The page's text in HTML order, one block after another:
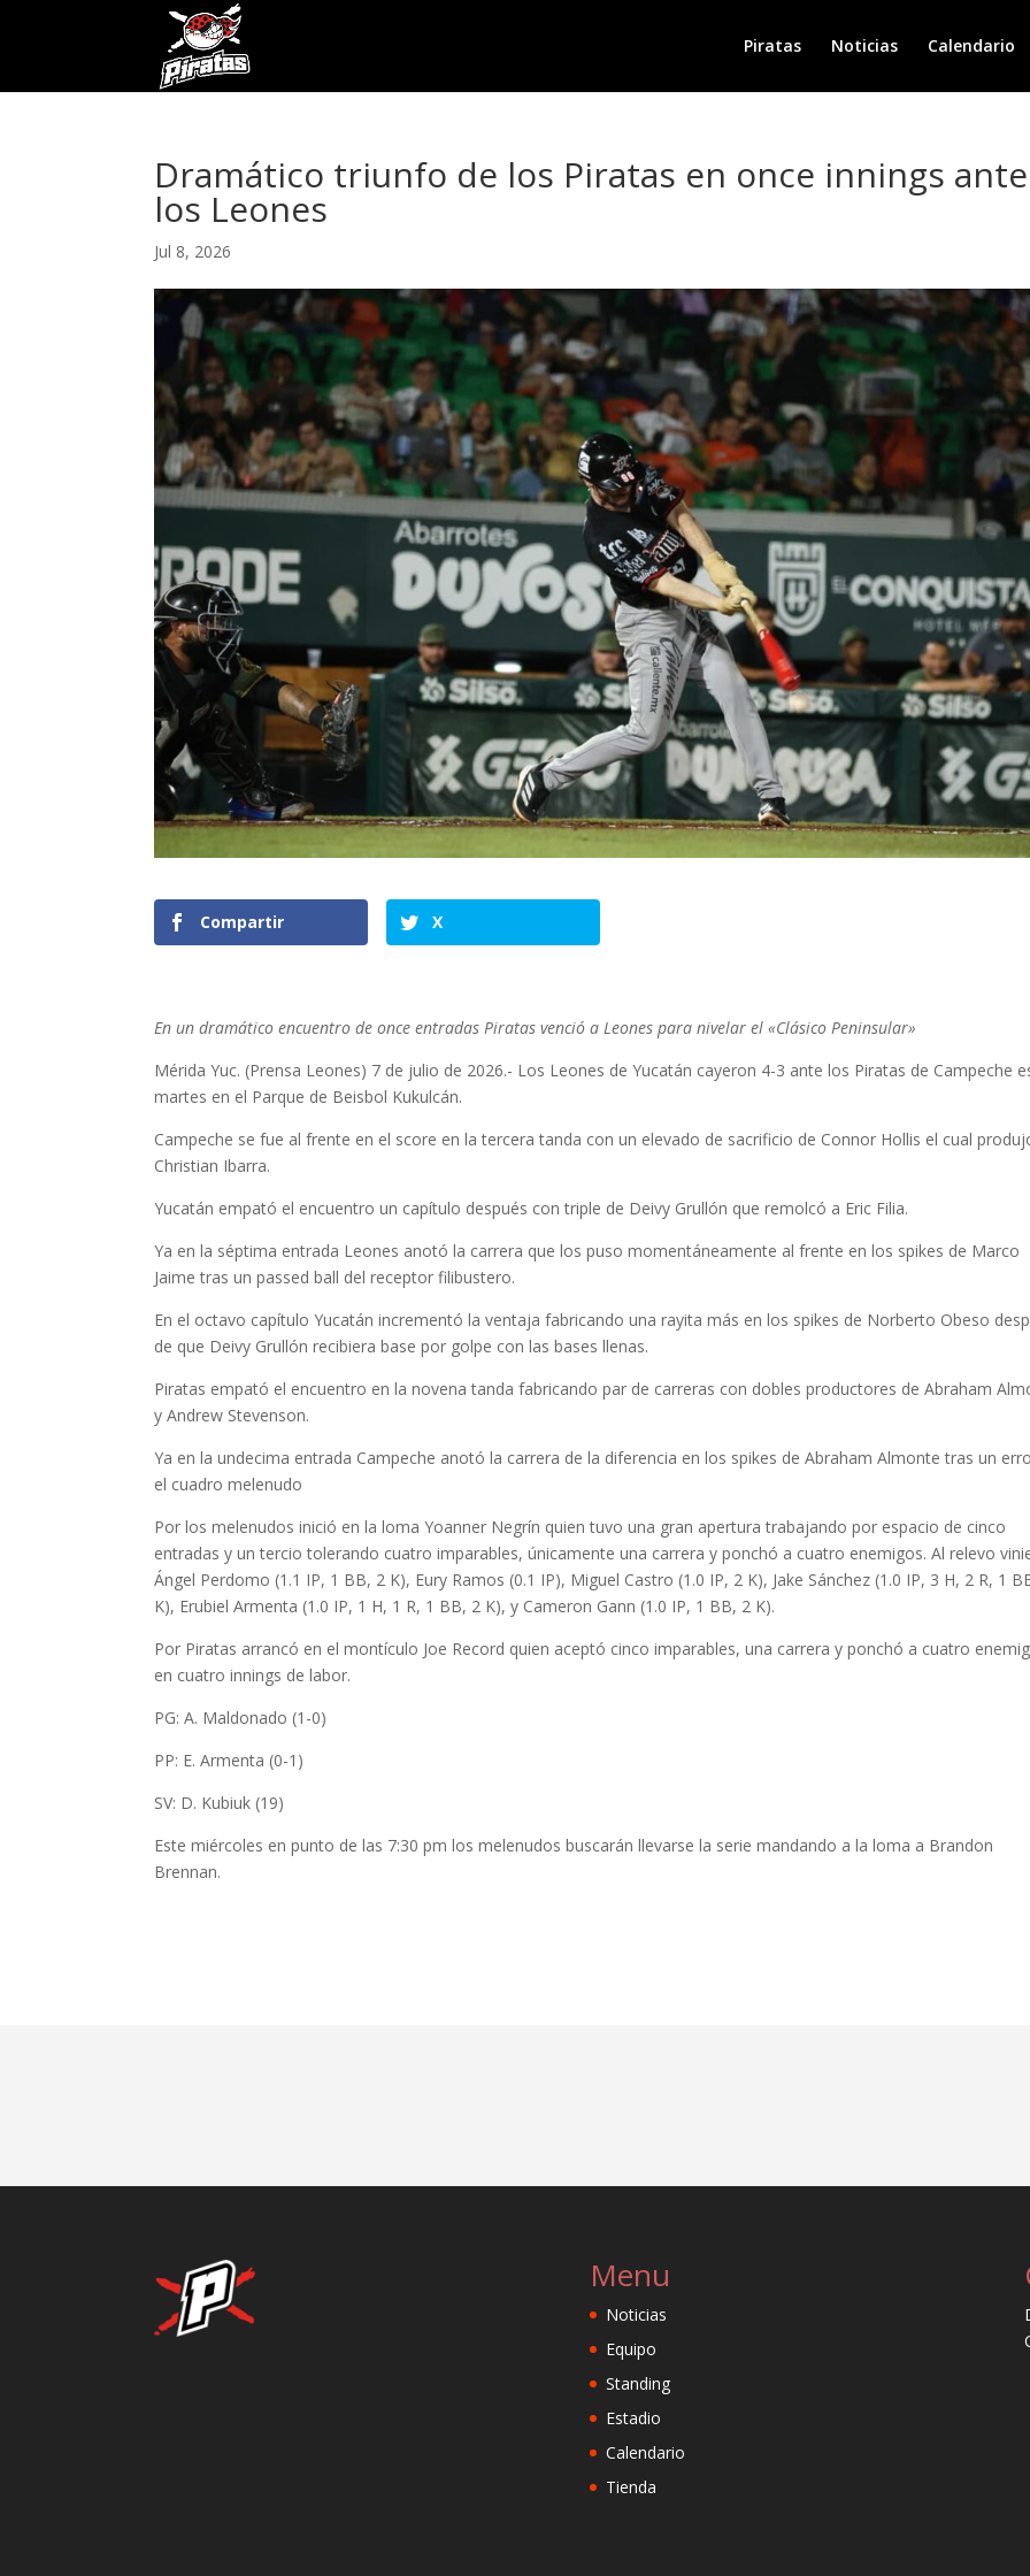
Piratas Noticias Calendario
Dramático triunfo de los Piratas en once innings ante
los Leones
Jul 8, 2026
Compartir X
En un dramático encuentro de once entradas Piratas venció a Leones para nivelar el «Clásico Peninsular»
Mérida Yuc. (Prensa Leones) 7 de julio de 2026.- Los Leones de Yucatán cayeron 4-3 ante los Piratas de Campeche
martes en el Parque de Beisbol Kukulcán.
Campeche se fue al frente en el score en la tercera tanda con un elevado de sacrificio de Connor Hollis el cual
Christian Ibarra.
Yucatán empató el encuentro un capítulo después con triple de Deivy Grullón que remolcó a Eric Filia.
Ya en la séptima entrada Leones anotó la carrera que los puso momentáneamente al frente en los spikes de Marco
Jaime tras un passed ball del receptor filibustero.
En el octavo capítulo Yucatán incrementó la ventaja fabricando una rayita más en los spikes de Norberto Obeso
de que Deivy Grullón recibiera base por golpe con las bases llenas.
Piratas empató el encuentro en la novena tanda fabricando par de carreras con dobles productores de Abraham
y Andrew Stevenson.
Ya en la undecima entrada Campeche anotó la carrera de la diferencia en los spikes de Abraham Almonte tras un
el cuadro melenudo
Por los melenudos inició en la loma Yoanner Negrín quien tuvo una gran apertura trabajando por espacio de cinco
entradas y un tercio tolerando cuatro imparables, únicamente una carrera y ponchó a cuatro enemigos. Al relevo
Ángel Perdomo (1.1 IP, 1 BB, 2 K), Eury Ramos (0.1 IP), Miguel Castro (1.0 IP, 2 K), Jake Sánchez (1.0 IP, 3 H, 2 R, 1
K), Erubiel Armenta (1.0 IP, 1 H, 1 R, 1 BB, 2 K), y Cameron Gann (1.0 IP, 1 BB, 2 K).
Por Piratas arrancó en el montículo Joe Record quien aceptó cinco imparables, una carrera y ponchó a cuatro
en cuatro innings de labor.
PG: A. Maldonado (1-0)
PP: E. Armenta (0-1)
SV: D. Kubiuk (19)
Este miércoles en punto de las 7:30 pm los melenudos buscarán llevarse la serie mandando a la loma a Brandon
Brennan.
Menu
Noticias
Equipo
Standing
Estadio
Calendario
Tienda